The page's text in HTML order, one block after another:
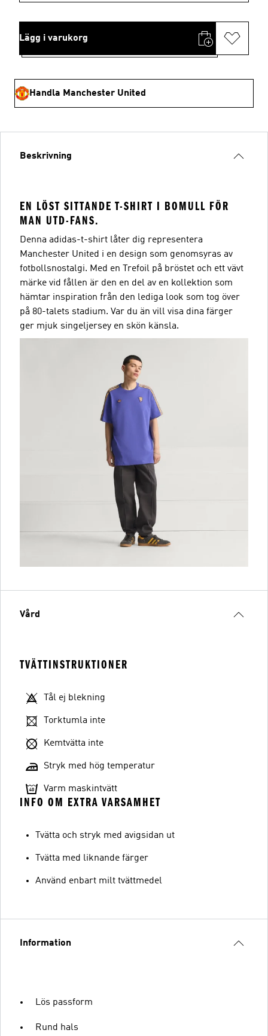
Lägg i varukorg
Handla Manchester United
Beskrivning
EN LÖST SITTANDE T-SHIRT I BOMULL FÖR
MAN UTD-FANS.
Denna adidas-t-shirt låter dig representera
Manchester United i en design som genomsyras av
fotbollsnostalgi. Med en Trefoil på bröstet och ett vävt
märke vid fållen är den en del av en kollektion som
hämtar inspiration från den lediga look som tog över
på 80-talets stadium. Var du än vill visa dina färger
ger mjuk singeljersey en skön känsla.
Vård
TVÄTTINSTRUKTIONER
Tål ej blekning
Torktumla inte
Kemtvätta inte
Stryk med hög temperatur
Varm maskintvätt
INFO OM EXTRA VARSAMHET
Tvätta och stryk med avigsidan ut
Tvätta med liknande färger
Använd enbart milt tvättmedel
Information
Lös passform
Rund hals